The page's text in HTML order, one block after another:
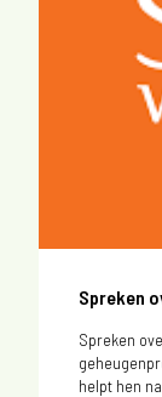
Spreken
Spreken
helpt hen na